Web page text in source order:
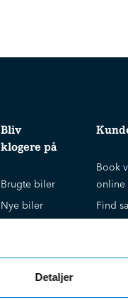
Detaljer
Bliv
klogere på
Brugte biler
Nye biler
Book
online
Find